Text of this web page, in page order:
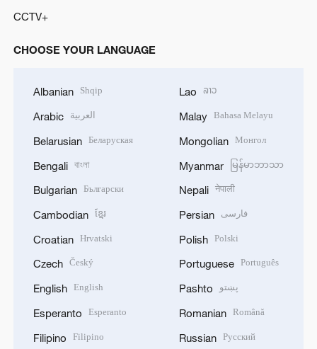
CCTV+
CHOOSE YOUR LANGUAGE
Albanian Shqip
Arabic العربية
Belarusian Беларуская
Bengali বাংলা
Bulgarian Български
Cambodian ខ្មែរ
Croatian Hrvatski
Czech Český
English English
Esperanto Esperanto
Filipino Filipino
Lao ລາວ
Malay Bahasa Melayu
Mongolian Монгол
Myanmar မြန်မာဘာသာ
Nepali नेपाली
Persian فارسی
Polish Polski
Portuguese Português
Pashto پښتو
Romanian Română
Russian Русский